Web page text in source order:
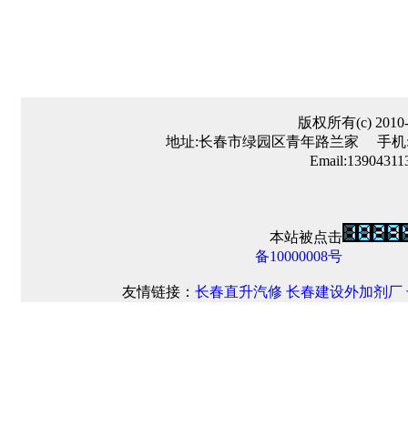
版权所有(c)
地址:长春市绿园区青年路兰家 手
本站被点击
备10000008号
友情链接： 长春直升汽修 长春建设外加剂厂